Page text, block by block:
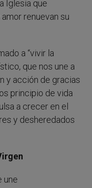
Iglesia que
renuevan su
a “vivir la
que nos une a
y acción de gracias
principio de vida
a crecer en el
y desheredados
une